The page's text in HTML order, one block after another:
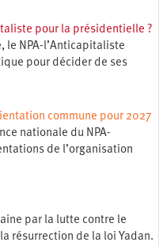
pour la présidentielle ?
le NPA-l’Anticapitaliste
pour décider de ses
commune pour 2027
nationale du NPA-
de l’organisation
par la lutte contre le
résurrection de la loi Yadan.